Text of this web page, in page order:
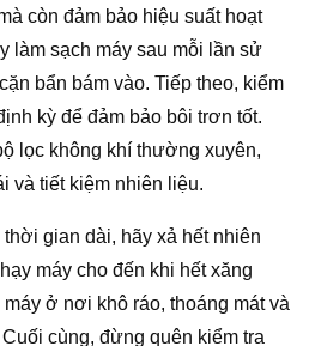
còn đảm bảo hiệu suất hoạt
làm sạch máy sau mỗi lần sử
bẩn bám vào. Tiếp theo, kiểm
kỳ để đảm bảo bôi trơn tốt.
lọc không khí thường xuyên,
và tiết kiệm nhiên liệu.
gian dài, hãy xả hết nhiên
máy cho đến khi hết xăng
ở nơi khô ráo, thoáng mát và
cùng, đừng quên kiểm tra